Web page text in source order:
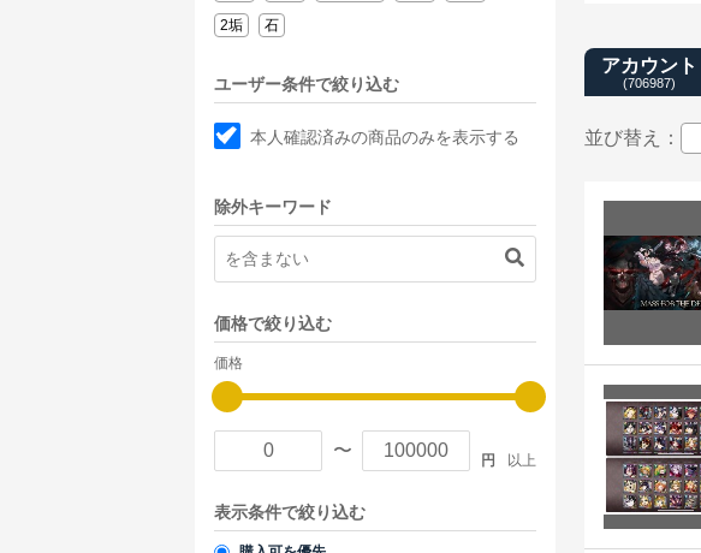
2垢 石
ユーザー条件で絞り込む
本人確認済みの商品のみを表示する
除外キーワード
価格で絞り込む
価格
〜 円 以上
表示条件で絞り込む
アカウント
(706987)
並び替え：